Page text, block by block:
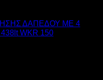
ΔΑΠΕΔΟΥ ΜΕ 4
WKR 150